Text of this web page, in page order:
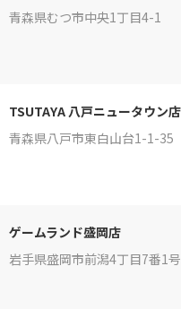
青森県むつ市中央1丁目4-1
TSUTAYA 八戸ニュータウン
青森県八戸市東白山台1-1-35
ゲームランド盛岡店
岩手県盛岡市前潟4丁目7番1